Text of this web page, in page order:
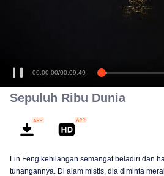
00:00:00/00:09:49
Sepuluh Ribu Dunia
Lin Feng kehilangan semangat beladiri dan
tunangannya. Di alam mistis, dia diminta